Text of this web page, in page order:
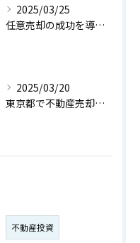
2025/03/25
任意売却の成功を導く！お悩み解決ガイド【世田谷区 不動産売却】
2025/03/20
東京都で不動産売却を成功させる秘訣：専門家のアドバイスを活用しよう【世田谷区 不動産売却】
不動産投資